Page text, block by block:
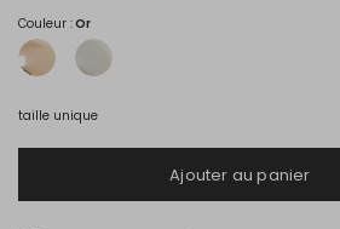
€
Couleur :Or
taille unique
Ajouter au panier